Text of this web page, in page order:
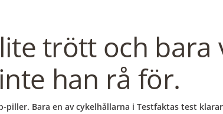
trött och bara
han rå för.
Bara en av cykelhållarna i Testfaktas test klarar